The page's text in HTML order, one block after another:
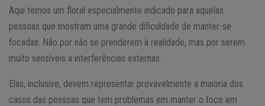
Aqui temos um floral especialmente indicado para aquelas
pessoas que mostram uma grande dificuldade de manter-se
focadas. Não por não se prenderem à realidade, mas por serem
muito sensíveis a interferências externas.
Elas, inclusive, devem representar provavelmente a maioria dos
casos das pessoas que tem problemas em manter o foco em